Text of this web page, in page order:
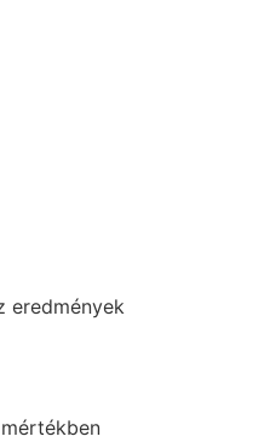
eredmények